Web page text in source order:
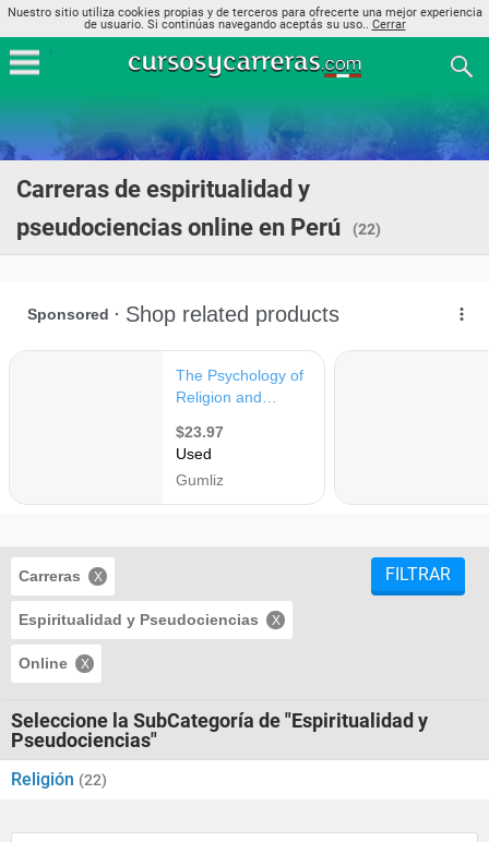
Nuestro sitio utiliza cookies propias y de terceros para ofrecerte una mejor experiencia
de usuario. Si continúas navegando aceptás su uso.. Cerrar
Carreras de espiritualidad y
pseudociencias online en Perú
(22)
Carreras
Espiritualidad y Pseudociencias
Online
FILTRAR
Seleccione la SubCategoría de "Espiritualidad y
Pseudociencias"
Religión (22)